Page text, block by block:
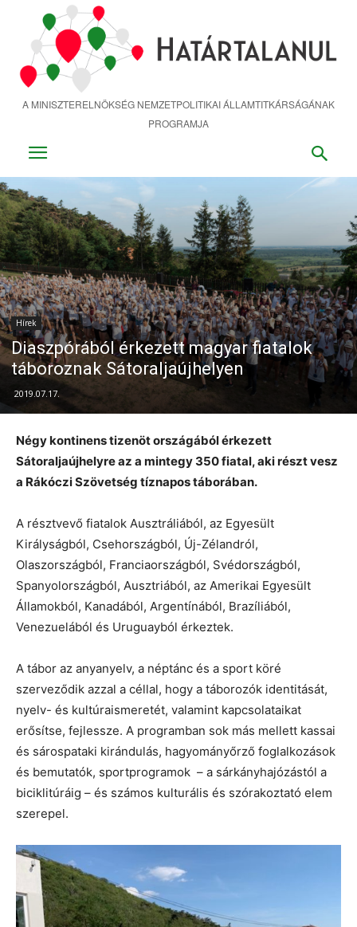
tartalomra
A MINISZTERELNÖKSÉG NEMZETPOLITIKAI ÁLLAMTITKÁRSÁGÁNAK
PROGRAMJA
Hírek
Diaszpórából érkezett magyar fiatalok
táboroznak Sátoraljaújhelyen
2019.07.17.
Négy kontinens tizenöt országából érkezett
Sátoraljaújhelyre az a mintegy 350 fiatal, aki részt vesz
a Rákóczi Szövetség tíznapos táborában.
A résztvevő fiatalok Ausztráliából, az Egyesült
Királyságból, Csehországból, Új-Zélandról,
Olaszországból, Franciaországból, Svédországból,
Spanyolországból, Ausztriából, az Amerikai Egyesült
Államokból, Kanadából, Argentínából, Brazíliából,
Venezuelából és Uruguayból érkeztek.
A tábor az anyanyelv, a néptánc és a sport köré
szerveződik azzal a céllal, hogy a táborozók identitását,
nyelv- és kultúraismeretét, valamint kapcsolataikat
erősítse, fejlessze. A programban sok más mellett kassai
és sárospataki kirándulás, hagyományőrző foglalkozások
és bemutatók, sportprogramok – a sárkányhajózástól a
biciklitúráig – és számos kulturális és szórakoztató elem
szerepel.